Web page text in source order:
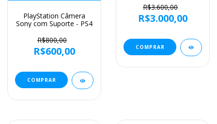
PlayStation Câmera
Sony com Suporte - PS4
R$800,00
R$600,00
R$3.600,00
R$3.000,00